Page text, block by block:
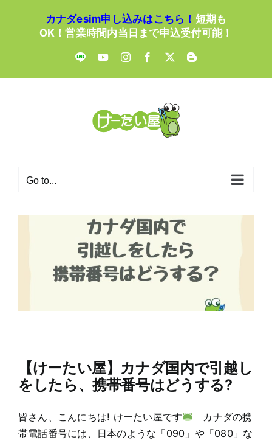
カナダesim申し込みはこちら！ 短期も
OK！営業時間内当日まで申込受付可能！
LINE YouTubeInstagramFacebook
X Blogger
Go to...
【けーたい屋】カナダ国内で引越し
をしたら、携帯番号はどうする?
皆さん、こんにちは! けーたい屋です
カナダの携
帯電話番号には、日本のような「090」や「080」な